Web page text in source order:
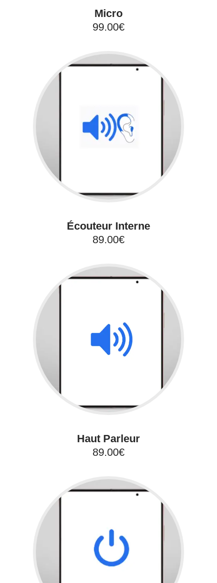
Micro
99.00€
Écouteur Interne
89.00€
Haut Parleur
89.00€